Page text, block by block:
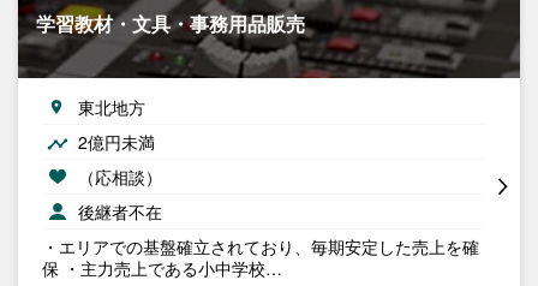
学習教材・文具・事務用品販売
東北地方
2億円未満
（応相談）
後継者不在
・エリアでの基盤確立されており、毎期安定した売上を確
保 ・主力売上である小中学校…